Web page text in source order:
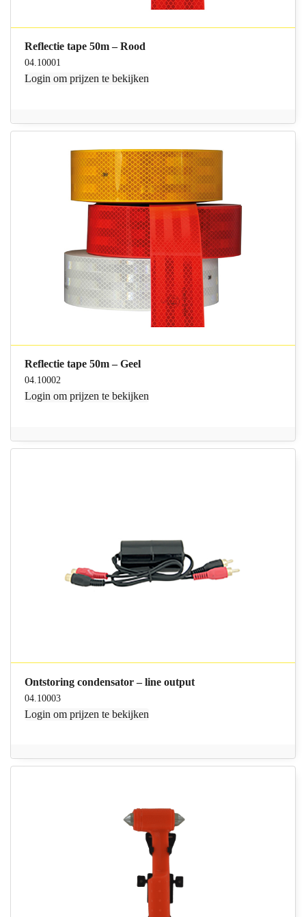
Reflectie tape 50m – Rood
04.10001
Login om prijzen te bekijken
Reflectie tape 50m – Geel
04.10002
Login om prijzen te bekijken
Ontstoring condensator – line output
04.10003
Login om prijzen te bekijken